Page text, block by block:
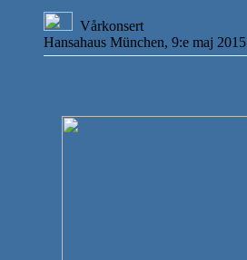
Vårkonsert
Hansahaus München, 9:e maj 2015